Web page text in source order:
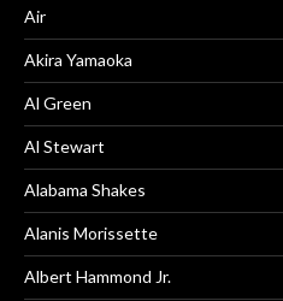
Air
Akira Yamaoka
Al Green
Al Stewart
Alabama Shakes
Alanis Morissette
Albert Hammond Jr.